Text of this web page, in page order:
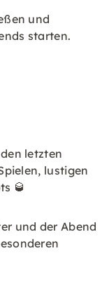
und
starten.
letzten
lustigen
🥃
und der Abend